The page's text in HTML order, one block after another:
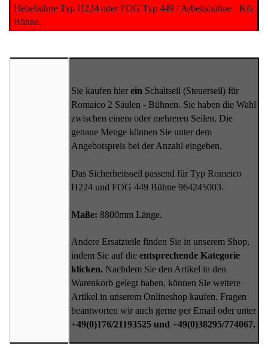
Hebebühne Typ H224 oder FOG Typ 449 / Arbeitsbühne - Kfz
Bühne.
Sie kaufen hier ein Schaltseil (Steuerseil) für
Romaico 2 Säulen - Bühnen. Sie haben die Wahl
zwischen einem oder mehreren Seilen. Die
genaue Menge können Sie unter dem
Angebotspreis bei der Anzahl eingeben.
Das Sicherheitsseil passend für Typ Romeico
H224 und FOG 449 Bühne 964245003.
Maße: 8800mm Länge.
Andere Ersatzteile finden Sie in unserem Shop,
indem Sie auf die entsprechende Kategorie
klicken. Nachdem Sie den Artikel in den
Warenkorb gelegt haben, können Sie weitere
Artikel in unserem Onlineshop kaufen. Fragen
beantworten wir auch gerne per Email oder unter
+49(0)176/21193525 und +49(0)38295/774067.